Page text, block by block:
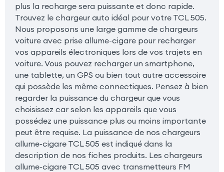
plus la recharge sera puissante et donc rapide.
Trouvez le chargeur auto idéal pour votre TCL 505.
Nous proposons une large gamme de chargeurs
voiture avec prise allume-cigare pour recharger
vos appareils électroniques lors de vos trajets en
voiture. Vous pouvez recharger un smartphone,
une tablette, un GPS ou bien tout autre accessoire
qui possède les même connectiques. Pensez à bien
regarder la puissance du chargeur que vous
choisissez car selon les appareils que vous
possédez une puissance plus ou moins importante
peut être requise. La puissance de nos chargeurs
allume-cigare TCL 505 est indiqué dans la
description de nos fiches produits. Les chargeurs
allume-cigare TCL 505 avec transmetteurs FM